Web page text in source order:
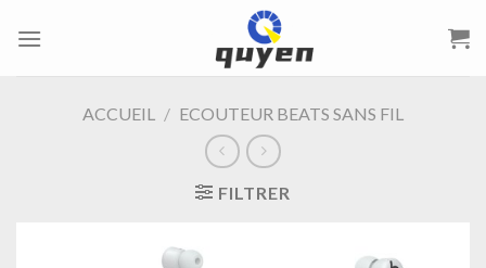
ACCUEIL / ECOUTEUR BEATS SANS FIL
FILTRER